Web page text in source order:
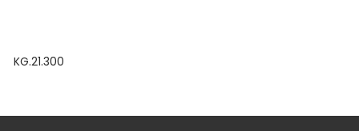
KG.21.300